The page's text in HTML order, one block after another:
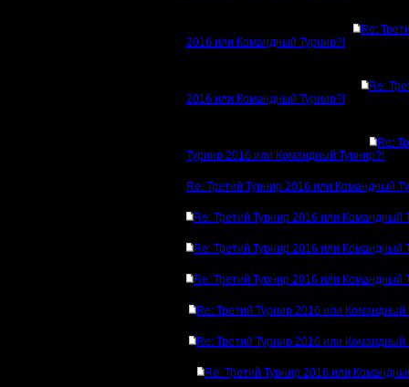
Re:
2016 или Командный Турнир?!
Re:
2016 или Командный Турнир?!
Re:
Турнир 2016 или Командный Турнир?!
Re: Третий Турнир 2016 или Командный
Re: Третий Турнир 2016 или Командный
Re: Третий Турнир 2016 или Командный
Re: Третий Турнир 2016 или Командный
Re: Третий Турнир 2016 или Командный
Re: Третий Турнир 2016 или Командный
Re: Третий Турнир 2016 или